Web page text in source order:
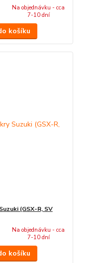
Na objednávku - cca
7-10 dní
košíku
(GSX-R, SV
Na objednávku - cca
7-10 dní
košíku